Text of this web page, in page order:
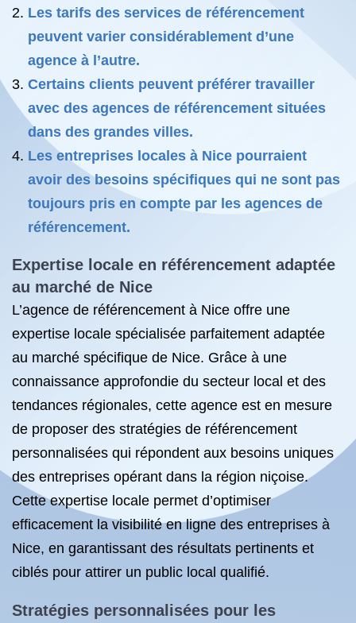
Les tarifs des services de référencement
peuvent varier considérablement d’une
agence à l’autre.
Certains clients peuvent préférer travailler
avec des agences de référencement situées
dans des grandes villes.
Les entreprises locales à Nice pourraient
avoir des besoins spécifiques qui ne sont pas
toujours pris en compte par les agences de
référencement.
Expertise locale en référencement adaptée
au marché de Nice
L’agence de référencement à Nice offre une
expertise locale spécialisée parfaitement adaptée
au marché spécifique de Nice. Grâce à une
connaissance approfondie du secteur local et des
tendances régionales, cette agence est en mesure
de proposer des stratégies de référencement
personnalisées qui répondent aux besoins uniques
des entreprises opérant dans la région niçoise.
Cette expertise locale permet d’optimiser
efficacement la visibilité en ligne des entreprises à
Nice, en garantissant des résultats pertinents et
ciblés pour attirer un public local qualifié.
Stratégies personnalisées pour les